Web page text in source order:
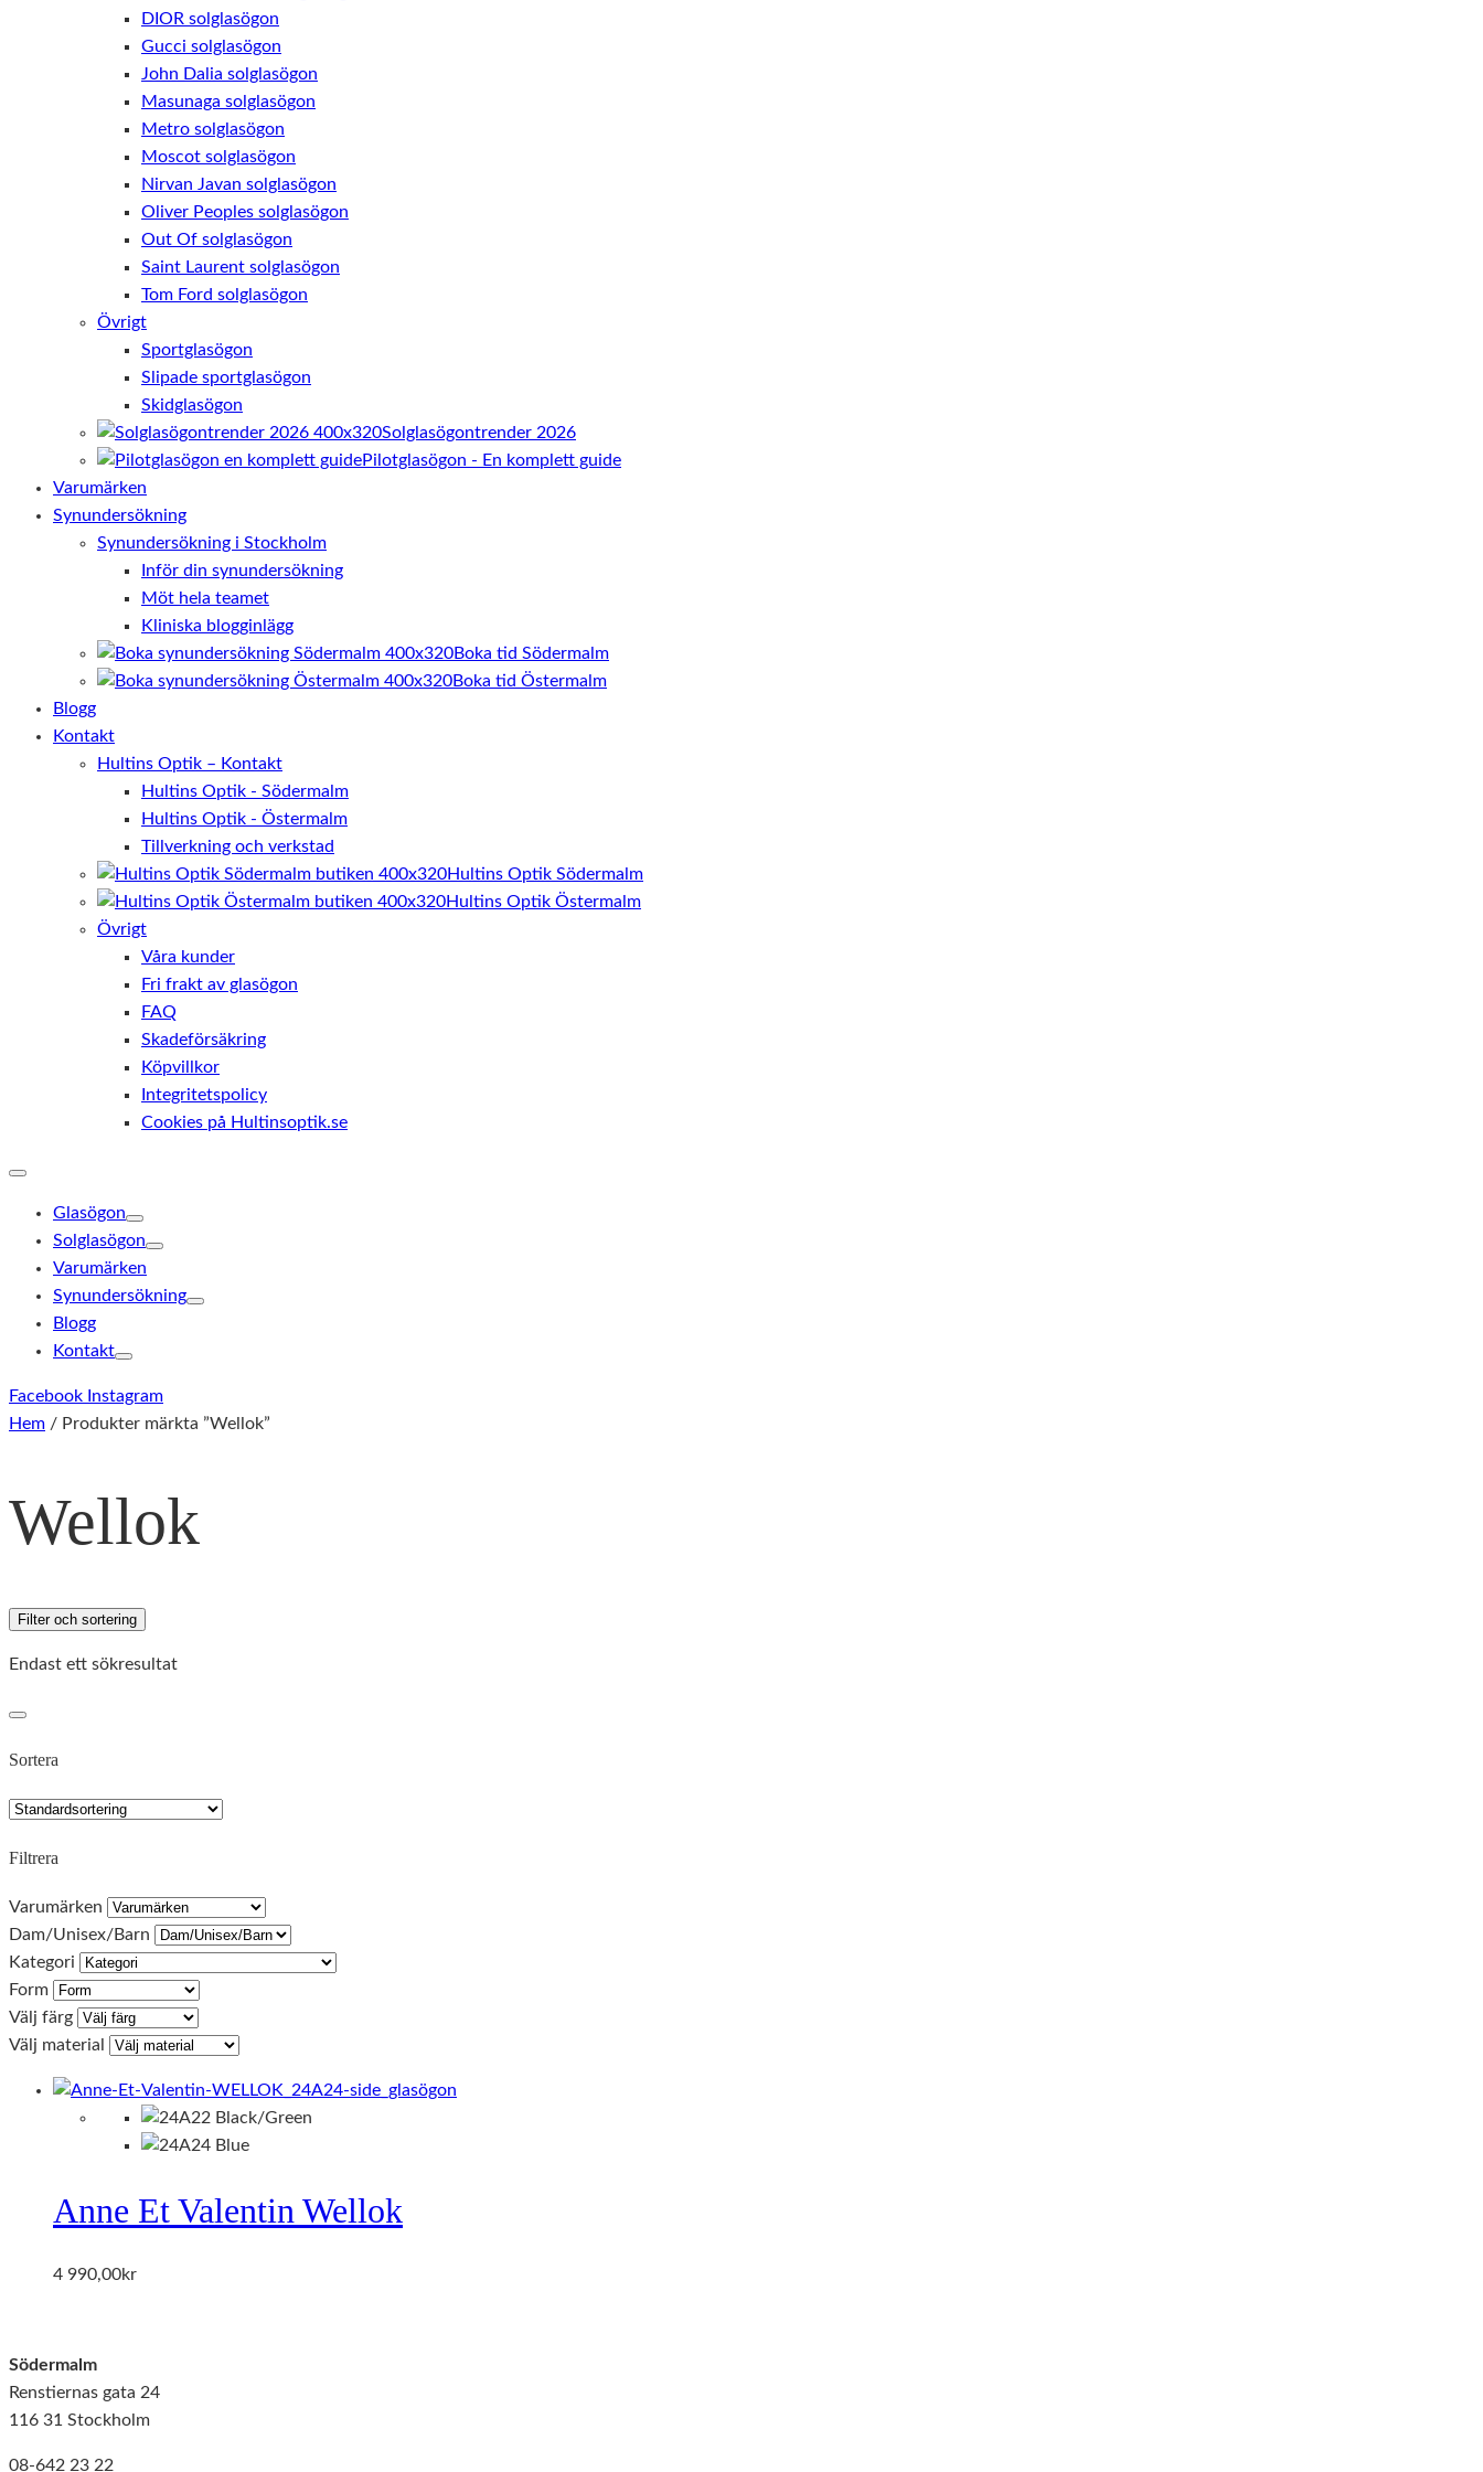
DIOR solglasögon
Gucci solglasögon
John Dalia solglasögon
Masunaga solglasögon
Metro solglasögon
Moscot solglasögon
Nirvan Javan solglasögon
Oliver Peoples solglasögon
Out Of solglasögon
Saint Laurent solglasögon
Tom Ford solglasögon
Övrigt
Sportglasögon
Slipade sportglasögon
Skidglasögon
Solglasögontrender 2026
Pilotglasögon - En komplett guide
Varumärken
Synundersökning
Synundersökning i Stockholm
Inför din synundersökning
Möt hela teamet
Kliniska blogginlägg
Boka tid Södermalm
Boka tid Östermalm
Blogg
Kontakt
Hultins Optik – Kontakt
Hultins Optik - Södermalm
Hultins Optik - Östermalm
Tillverkning och verkstad
Hultins Optik Södermalm
Hultins Optik Östermalm
Övrigt
Våra kunder
Fri frakt av glasögon
FAQ
Skadeförsäkring
Köpvillkor
Integritetspolicy
Cookies på Hultinsoptik.se
Glasögon
Solglasögon
Varumärken
Synundersökning
Blogg
Kontakt
Facebook Instagram
Hem / Produkter märkta ”Wellok”
Wellok
Filter och sortering
Endast ett sökresultat
Sortera
Filtrera
Varumärken
Dam/Unisex/Barn
Kategori
Form
Välj färg
Välj material
Anne Et Valentin Wellok
4 990,00kr
Södermalm
Renstiernas gata 24
116 31 Stockholm
08-642 23 22